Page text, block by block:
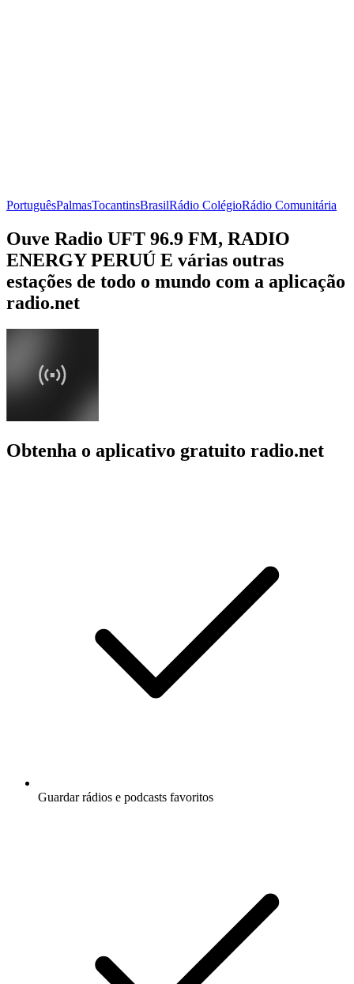
PortuguêsPalmasTocantinsBrasilRádio ColégioRádio Comunitária
Ouve Radio UFT 96.9 FM, RADIO
ENERGY PERUÚ E várias outras
estações de todo o mundo com a aplicação
radio.net
Obtenha o aplicativo gratuito radio.net
Guardar rádios e podcasts favoritos